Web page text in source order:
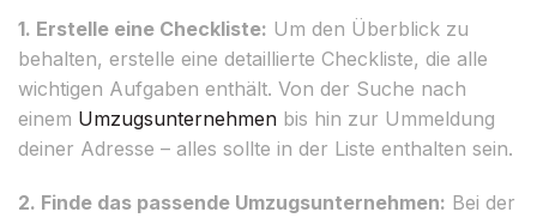
1. Erstelle eine Checkliste: Um den Überblick zu
behalten, erstelle eine detaillierte Checkliste, die alle
wichtigen Aufgaben enthält. Von der Suche nach
einem Umzugsunternehmen bis hin zur Ummeldung
deiner Adresse – alles sollte in der Liste enthalten sein.
2. Finde das passende Umzugsunternehmen: Bei der